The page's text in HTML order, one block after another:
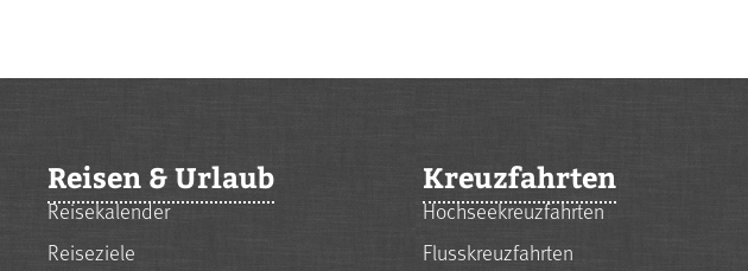
Reisen & Urlaub
Reisekalender
Reiseziele
Kreuzfahrten
Hochseekreuzfahrten
Flusskreuzfahrten